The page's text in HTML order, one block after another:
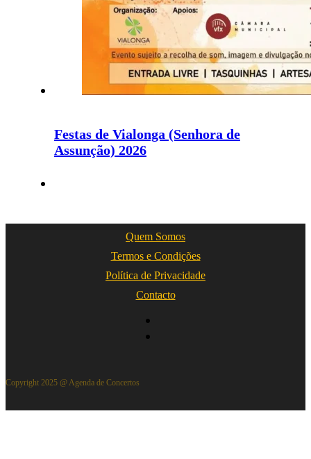
Festas de Vialonga (Senhora de
Assunção) 2026
Quem Somos
Termos e Condições
Política de Privacidade
Contacto
Copyright 2025 @ Agenda de Concertos